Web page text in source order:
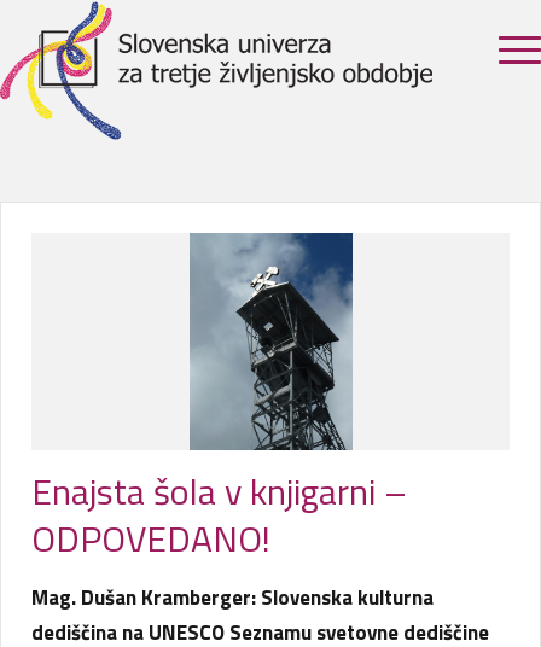
Enajsta šola v knjigarni –
ODPOVEDANO!
Mag. Dušan Kramberger: Slovenska kulturna
dediščina na UNESCO Seznamu svetovne dediščine